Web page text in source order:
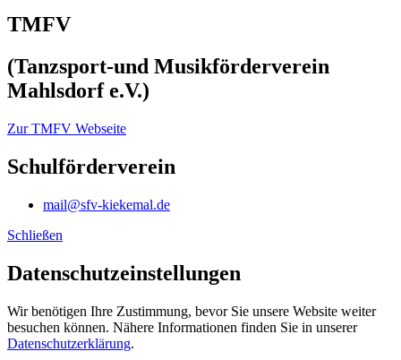
TMFV
(Tanzsport-und Musikförderverein
Mahlsdorf e.V.)
Zur TMFV Webseite
Schulförderverein
mail@sfv-kiekemal.de
Schließen
Datenschutz­einstellungen
Wir benötigen Ihre Zustimmung, bevor Sie unsere Website weiter
besuchen können. Nähere Informationen finden Sie in unserer
Datenschutzerklärung.